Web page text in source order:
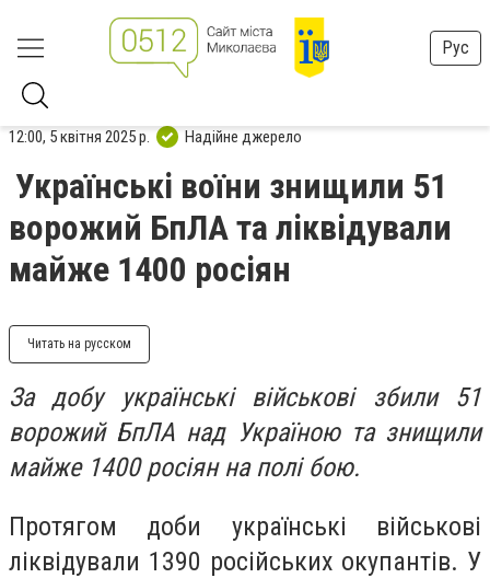
Рус
12:00, 5 квітня 2025 р. Надійне джерело
Українські воїни знищили 51
ворожий БпЛА та ліквідували
майже 1400 росіян
Читать на русском
За добу українські військові збили 51
ворожий БпЛА над Україною та знищили
майже 1400 росіян на полі бою.
Протягом доби українські військові
ліквідували 1390 російських окупантів. У